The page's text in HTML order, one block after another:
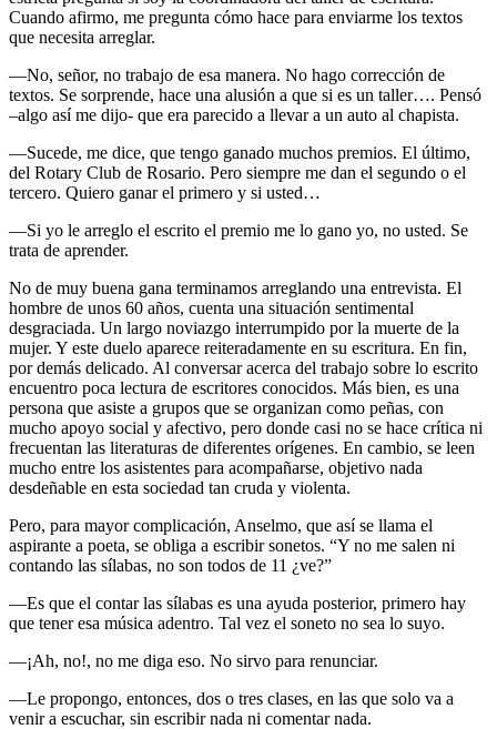
Cuando afirmo, me pregunta cómo hace para enviarme los textos
que necesita arreglar.
—No, señor, no trabajo de esa manera. No hago corrección de
textos. Se sorprende, hace una alusión a que si es un taller…. Pensó
–algo así me dijo- que era parecido a llevar a un auto al chapista.
—Sucede, me dice, que tengo ganado muchos premios. El último,
del Rotary Club de Rosario. Pero siempre me dan el segundo o el
tercero. Quiero ganar el primero y si usted…
—Si yo le arreglo el escrito el premio me lo gano yo, no usted. Se
trata de aprender.
No de muy buena gana terminamos arreglando una entrevista. El
hombre de unos 60 años, cuenta una situación sentimental
desgraciada. Un largo noviazgo interrumpido por la muerte de la
mujer. Y este duelo aparece reiteradamente en su escritura. En fin,
por demás delicado. Al conversar acerca del trabajo sobre lo escrito
encuentro poca lectura de escritores conocidos. Más bien, es una
persona que asiste a grupos que se organizan como peñas, con
mucho apoyo social y afectivo, pero donde casi no se hace crítica ni
frecuentan las literaturas de diferentes orígenes. En cambio, se leen
mucho entre los asistentes para acompañarse, objetivo nada
desdeñable en esta sociedad tan cruda y violenta.
Pero, para mayor complicación, Anselmo, que así se llama el
aspirante a poeta, se obliga a escribir sonetos. “Y no me salen ni
contando las sílabas, no son todos de 11 ¿ve?”
—Es que el contar las sílabas es una ayuda posterior, primero hay
que tener esa música adentro. Tal vez el soneto no sea lo suyo.
—¡Ah, no!, no me diga eso. No sirvo para renunciar.
—Le propongo, entonces, dos o tres clases, en las que solo va a
venir a escuchar, sin escribir nada ni comentar nada.